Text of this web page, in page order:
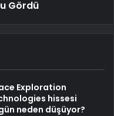
Gördü
Exploration
hissesi
neden düşüyor?